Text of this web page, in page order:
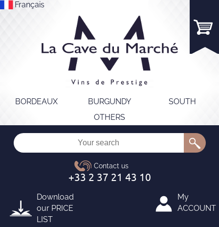
Français
BORDEAUX BURGUNDY
SOUTH
OTHERS
Download
our PRICE
LIST
My
ACCOUNT